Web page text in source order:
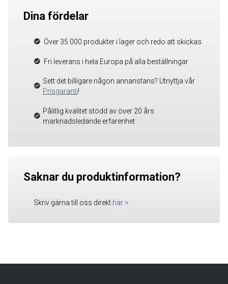
Dina fördelar
Över 35 000 produkter i lager och redo att skickas
Fri leverans i hela Europa på alla beställningar
Sett det billigare någon annanstans? Utnyttja vår
Prisgaranti!
Pålitlig kvalitet stödd av över 20 års
marknadsledande erfarenhet
Saknar du produktinformation?
Skriv gärna till oss direkt här >